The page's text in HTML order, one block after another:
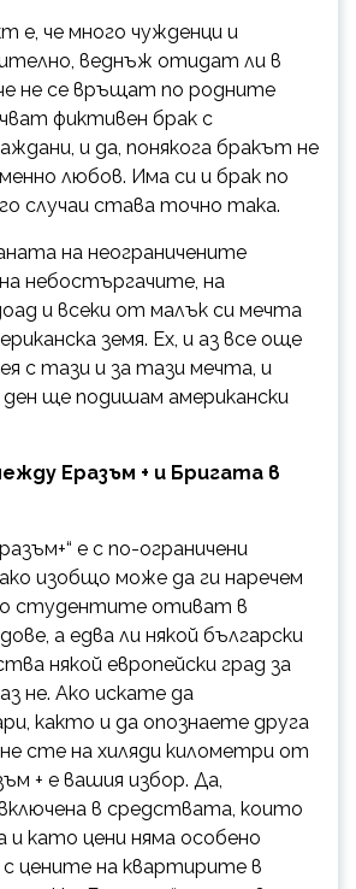
е, че много чужденци и
веднъж отидат ли в
не се връщат по родните
фиктивен брак с
и да, понякога бракът не
любов. Има си и брак по
случаи става точно така.
на неограничените
небостъргачите, на
и всеки от малък си мечта
земя. Ех, и аз все още
с тази и за тази мечта, и
ден ще подишам американски
Еразъм + и Бригата в
е с по-ограничени
изобщо може да ги наречем
студентите отиват в
а едва ли някой български
някой европейски град за
не. Ако искате да
както и да опознаете друга
сте на хиляди километри от
+ е вашия избор. Да,
в средствата, които
като цени няма особено
с цените на квартирите в